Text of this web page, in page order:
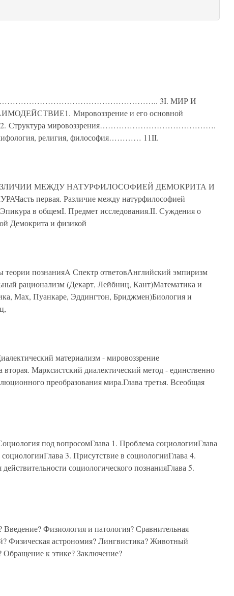
3I. МИР И
Мировоззрение и его основной
мировоззрения…………………………………….
религия, философия………… 11II.
РАЗЛИЧИИ МЕЖДУ НАТУРФИЛОСОФИЕЙ ДЕМОКРИТА И
первая. Различие между натурфилософией
в общемI. Предмет исследования.II. Суждения о
Демокрита и физикой
познанияA Спектр ответовАнглийский эмпиризм
рационализм (Декарт, Лейбниц, Кант)Математика и
Мах, Пуанкаре, Эддингтон, Бриджмен)Биология и
материализм - мировоззрение
Марксистский диалектический метод - единственно
преобразования мира.Глава третья. Всеобщая
под вопросомГлава 1. Проблема социологииГлава
3. Присутствие в социологииГлава 4.
социологического познанияГлава 5.
Физиология и патология? Сравнительная
Физическая астрономия? Лингвистика? Животный
к этике? Заключение?